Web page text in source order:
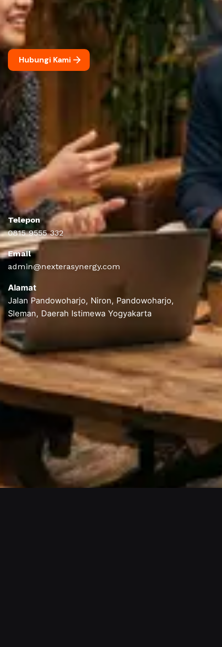
Hubungi Kami
Telepon
0815 9555 332
Email
admin@nexterasynergy.com
Alamat
Jalan Pandowoharjo, Niron, Pandowoharjo,
Sleman, Daerah Istimewa Yogyakarta